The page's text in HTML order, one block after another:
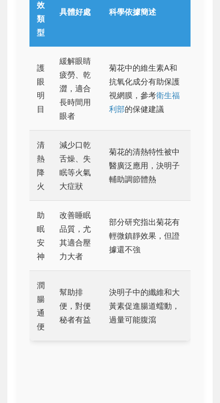
效
類
型
具體好處 科學依據簡述
護
眼
明
目
緩解眼睛
疲勞、乾
澀，適合
長時間用
眼者
菊花中的維生素A和
抗氧化成分有助保護
視網膜，參考衛生福
利部的保健建議
清
熱
降
火
減少口乾
舌燥、失
眠等火氣
大症狀
菊花的清熱特性被中
醫廣泛應用，決明子
輔助調節體熱
助
眠
安
神
改善睡眠
品質，尤
其適合壓
力大者
部分研究指出菊花有
輕微鎮靜效果，但證
據還不強
潤
腸
通
便
幫助排
便，對便
秘者有益
決明子中的纖維和大
黃素促進腸道蠕動，
過量可能腹瀉